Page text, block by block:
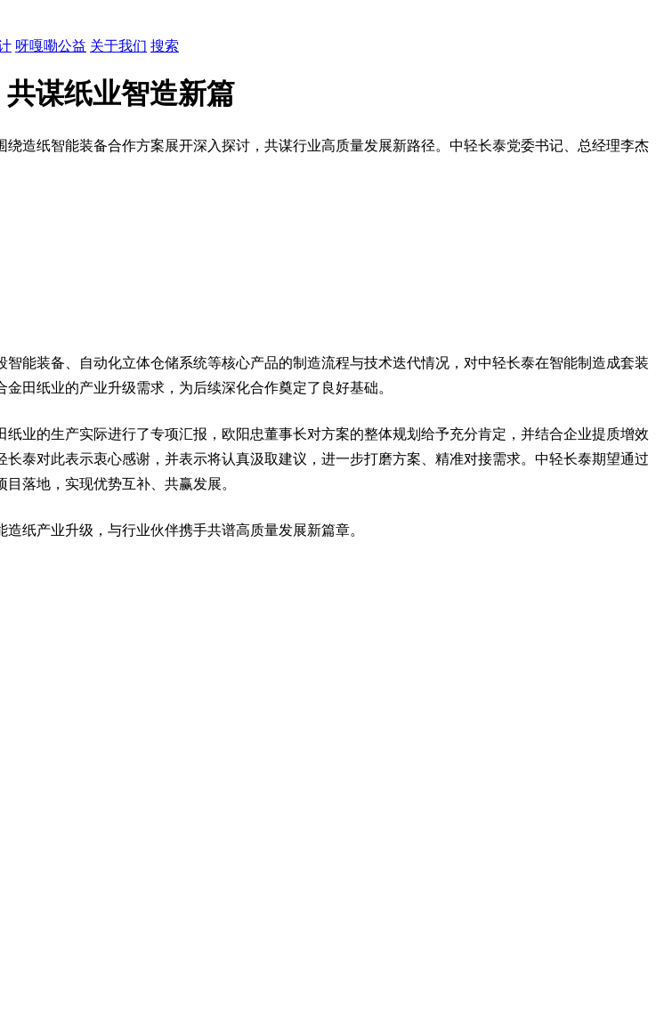
呀嘎嘞公益 关于我们 搜索
谋纸业智造新篇
绕造纸智能装备合作方案展开深入探讨，共谋行业高质量发展新路径。中轻长泰党委书记、总经理李杰
能装备、自动化立体仓储系统等核心产品的制造流程与技术迭代情况，对中轻长泰在智能制造成套装
田纸业的产业升级需求，为后续深化合作奠定了良好基础。
纸业的生产实际进行了专项汇报，欧阳忠董事长对方案的整体规划给予充分肯定，并结合企业提质增效
泰对此表示衷心感谢，并表示将认真汲取建议，进一步打磨方案、精准对接需求。中轻长泰期望通过
落地，实现优势互补、共赢发展。
纸产业升级，与行业伙伴携手共谱高质量发展新篇章。